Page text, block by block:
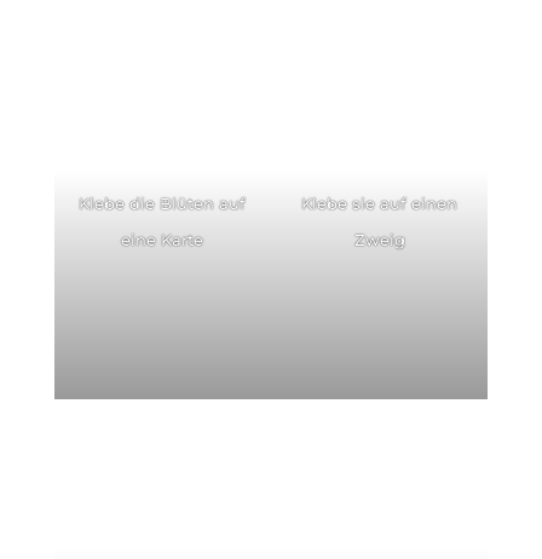
Klebe die Blüten auf
eine Karte
Klebe sie auf einen
Zweig